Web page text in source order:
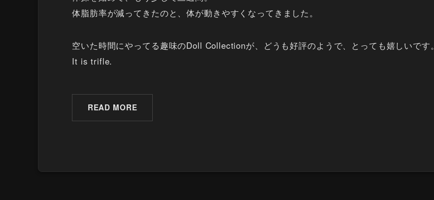
体脂肪率が減ってきたのと、体が動きやすくなってきました。
空いた時間にやってる趣味のDoll Collectionが、どうも好評のようで、とっても嬉しいです。
It is trifle.
READ MORE